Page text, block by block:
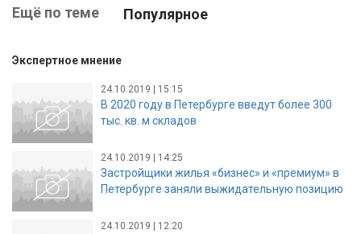
Ещё по теме Популярное
Экспертное мнение
24.10.2019 | 15:15
В 2020 году в Петербурге введут более 300
тыс. кв. м складов
24.10.2019 | 14:25
Застройщики жилья «бизнес» и «премиум» в
Петербурге заняли выжидательную позицию
24.10.2019 | 12:20